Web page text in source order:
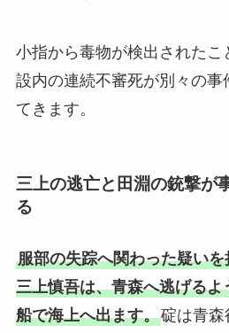
小指から毒物が検出されたこ
設内の連続不審死が別々の事
てきます。
三上の逃亡と田淵の銃撃が
る
服部の失踪へ関わった疑い
三上慎吾は、青森へ逃げるよ
船で海上へ出ます。碇は青森